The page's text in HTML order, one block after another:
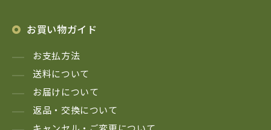
お買い物ガイド
お支払方法
送料について
お届けについて
返品・交換について